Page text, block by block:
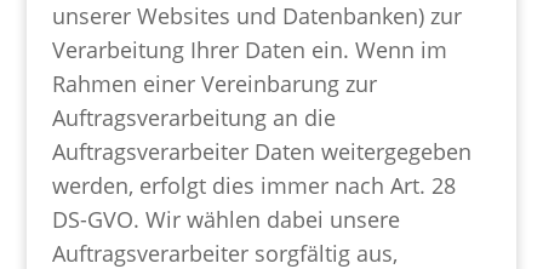
unserer Websites und Datenbanken) zur
Verarbeitung Ihrer Daten ein. Wenn im
Rahmen einer Vereinbarung zur
Auftragsverarbeitung an die
Auftragsverarbeiter Daten weitergegeben
werden, erfolgt dies immer nach Art. 28
DS-GVO. Wir wählen dabei unsere
Auftragsverarbeiter sorgfältig aus,